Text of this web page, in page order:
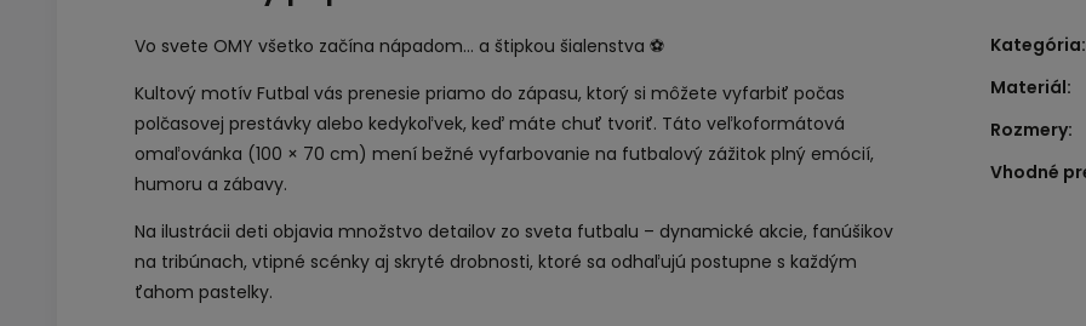
Vo svete OMY všetko začína nápadom… a štipkou šialenstva ⚽
Kultový motív Futbal vás prenesie priamo do zápasu, ktorý si môžete vyfarbiť počas
polčasovej prestávky alebo kedykoľvek, keď máte chuť tvoriť. Táto veľkoformátová
omaľovánka (100 × 70 cm) mení bežné vyfarbovanie na futbalový zážitok plný emócií,
humoru a zábavy.
Na ilustrácii deti objavia množstvo detailov zo sveta futbalu – dynamické akcie, fanúšikov
na tribúnach, vtipné scénky aj skryté drobnosti, ktoré sa odhaľujú postupne s každým
ťahom pastelky.
Kategória:
Materiál:
Rozmery:
Vhodné